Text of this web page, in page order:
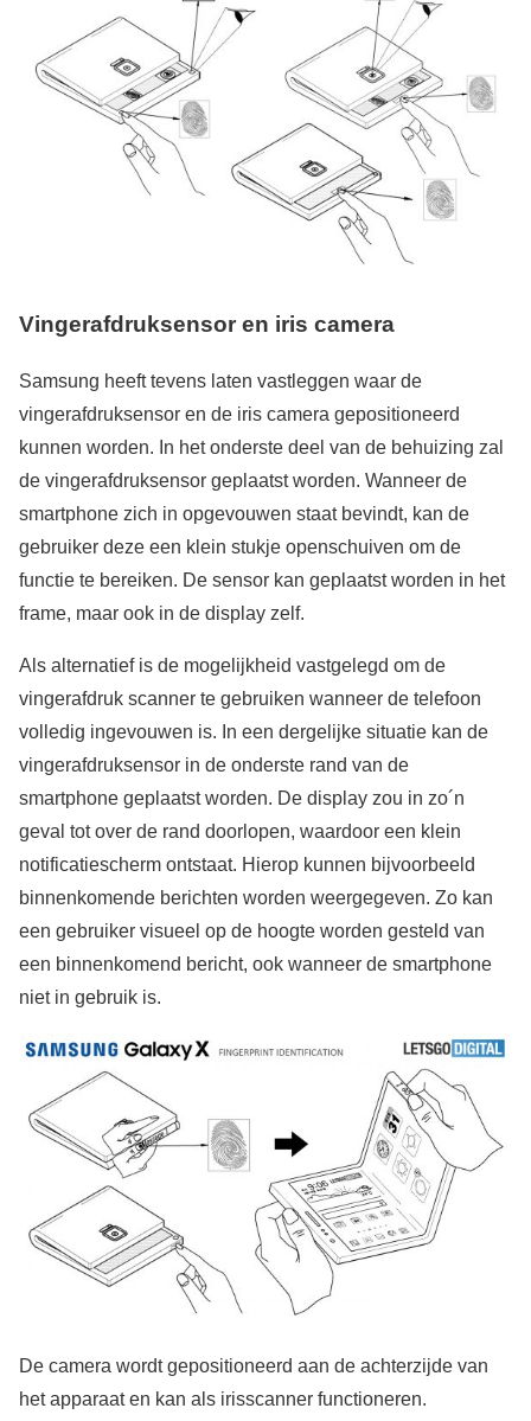
Vingerafdruksensor en iris camera
Samsung heeft tevens laten vastleggen waar de
vingerafdruksensor en de iris camera gepositioneerd
kunnen worden. In het onderste deel van de behuizing zal
de vingerafdruksensor geplaatst worden. Wanneer de
smartphone zich in opgevouwen staat bevindt, kan de
gebruiker deze een klein stukje openschuiven om de
functie te bereiken. De sensor kan geplaatst worden in het
frame, maar ook in de display zelf.
Als alternatief is de mogelijkheid vastgelegd om de
vingerafdruk scanner te gebruiken wanneer de telefoon
volledig ingevouwen is. In een dergelijke situatie kan de
vingerafdruksensor in de onderste rand van de
smartphone geplaatst worden. De display zou in zo´n
geval tot over de rand doorlopen, waardoor een klein
notificatiescherm ontstaat. Hierop kunnen bijvoorbeeld
binnenkomende berichten worden weergegeven. Zo kan
een gebruiker visueel op de hoogte worden gesteld van
een binnenkomend bericht, ook wanneer de smartphone
niet in gebruik is.
De camera wordt gepositioneerd aan de achterzijde van
het apparaat en kan als irisscanner functioneren.